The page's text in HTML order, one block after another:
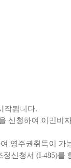
작됩니다.
신청하여 이민비
영주권취득이 가
신청서 (I-485)를